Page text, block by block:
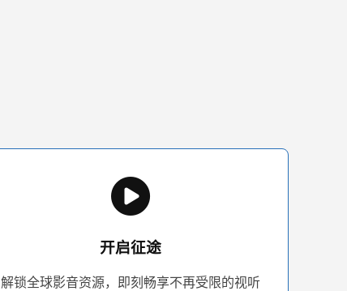
开启征途
解锁全球影音资源，即刻畅享不再受限的视听